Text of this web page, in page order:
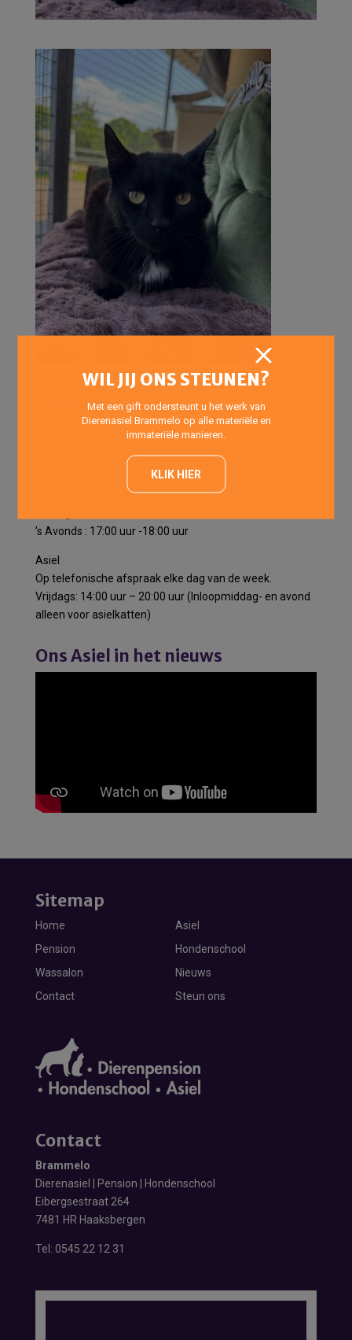
Openingstijden
jaar geopend op onderstaande tijden:
Elke dag van de week:
’s Avonds : 17:00 uur -18:00 uur
Asiel
Op telefonische afspraak elke dag van de week.
Vrijdags: 14:00 uur – 20:00 uur (Inloopmiddag- en avond
alleen voor asielkatten)
Ons Asiel in het nieuws
WIL JIJ ONS STEUNEN?
Met een gift ondersteunt u het werk van
Dierenasiel Brammelo op alle materiële en
immateriële manieren.
KLIK HIER
Sitemap
Home
Asiel
Pension
Hondenschool
Wassalon
Nieuws
Contact
Steun ons
Contact
Brammelo
Dierenasiel | Pension | Hondenschool
Eibergsestraat 264
7481 HR Haaksbergen
Tel: 0545 22 12 31